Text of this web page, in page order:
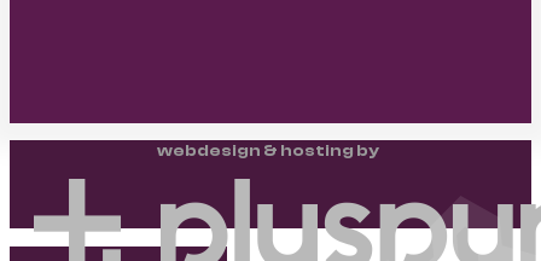
webdesign & hosting by